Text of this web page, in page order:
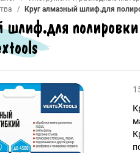
Круг алмазный шлиф.для
шлиф.для